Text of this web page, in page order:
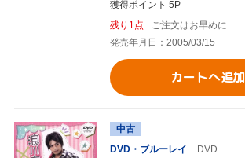
獲得ポイント 5P
残り1点
ご注文はお早めに
発売年月日：2005/03/15
カートへ追加
中古
DVD・ブルーレイ
DVD